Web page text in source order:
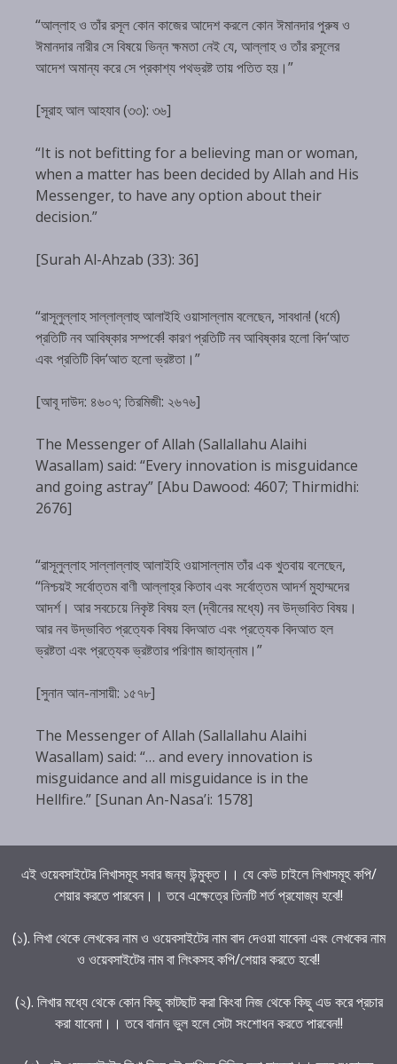
“আল্লাহ ও তাঁর রসূল কোন কাজের আদেশ করলে কোন ঈমানদার পুরুষ ও
ঈমানদার নারীর সে বিষয়ে ভিন্ন ক্ষমতা নেই যে, আল্লাহ ও তাঁর রসূলের
আদেশ অমান্য করে সে প্রকাশ্য পথভ্রষ্ট তায় পতিত হয়।”
[সূরাহ আল আহযাব (৩৩): ৩৬]
“It is not befitting for a believing man or woman,
when a matter has been decided by Allah and His
Messenger, to have any option about their
decision.”
[Surah Al-Ahzab (33): 36]
“রাসূলুল্লাহ সাল্লাল্লাহু আলাইহি ওয়াসাল্লাম বলেছেন, সাবধান! (ধর্মে)
প্রতিটি নব আবিষ্কার সম্পর্কে! কারণ প্রতিটি নব আবিষ্কার হলো বিদ‘আত
এবং প্রতিটি বিদ‘আত হলো ভ্রষ্টতা।”
[আবূ দাউদ: ৪৬০৭; তিরমিজী: ২৬৭৬]
The Messenger of Allah (Sallallahu Alaihi
Wasallam) said: “Every innovation is misguidance
and going astray” [Abu Dawood: 4607; Thirmidhi:
2676]
“রাসূলুল্লাহ সাল্লাল্লাহু আলাইহি ওয়াসাল্লাম তাঁর এক খুতবায় বলেছেন,
“নিশ্চয়ই সর্বোত্তম বাণী আল্লাহ্‌র কিতাব এবং সর্বোত্তম আদর্শ মুহাম্মদের
আদর্শ। আর সবচেয়ে নিকৃষ্ট বিষয় হল (দ্বীনের মধ্যে) নব উদ্ভাবিত বিষয়।
আর নব উদ্ভাবিত প্রত্যেক বিষয় বিদআত এবং প্রত্যেক বিদআত হল
ভ্রষ্টতা এবং প্রত্যেক ভ্রষ্টতার পরিণাম জাহান্নাম।”
[সুনান আন-নাসায়ী: ১৫৭৮]
The Messenger of Allah (Sallallahu Alaihi
Wasallam) said: “… and every innovation is
misguidance and all misguidance is in the
Hellfire.” [Sunan An-Nasa’i: 1578]
এই ওয়েবসাইটের লিখাসমূহ সবার জন্য উন্মুক্ত।। যে কেউ চাইলে লিখাসমূহ কপি/
শেয়ার করতে পারবেন।। তবে এক্ষেত্রে তিনটি শর্ত প্রযোজ্য হবে!!
(১). লিখা থেকে লেখকের নাম ও ওয়েবসাইটের নাম বাদ দেওয়া যাবেনা এবং লেখকের নাম
ও ওয়েবসাইটের নাম বা লিংকসহ কপি/শেয়ার করতে হবে!!
(২). লিখার মধ্যে থেকে কোন কিছু কাটছাট করা কিংবা নিজ থেকে কিছু এড করে প্রচার
করা যাবেনা।। তবে বানান ভুল হলে সেটা সংশোধন করতে পারবেন!!